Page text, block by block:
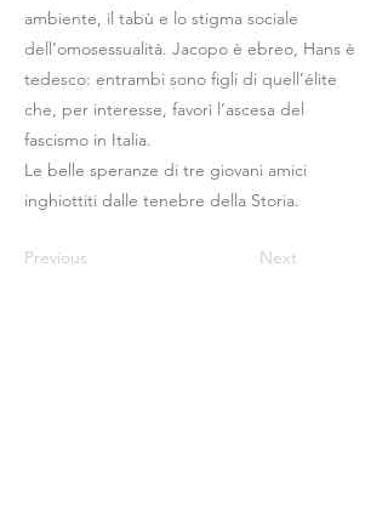
ambiente, il tabù e lo stigma sociale
dell’omosessualità. Jacopo è ebreo, Hans è
tedesco: entrambi sono figli di quell’élite
che, per interesse, favorì l’ascesa del
fascismo in Italia.
Le belle speranze di tre giovani amici
inghiottiti dalle tenebre della Storia.
Previous Next